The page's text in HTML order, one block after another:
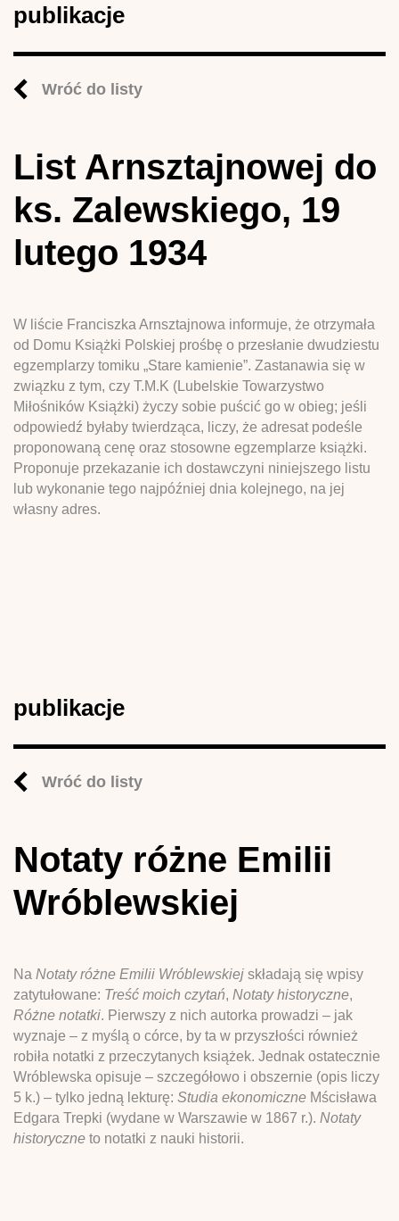
publikacje
Wróć do listy
List Arnsztajnowej do
ks. Zalewskiego, 19
lutego 1934
W liście Franciszka Arnsztajnowa informuje, że otrzymała
od Domu Książki Polskiej prośbę o przesłanie dwudziestu
egzemplarzy tomiku „Stare kamienie”. Zastanawia się w
związku z tym, czy T.M.K (Lubelskie Towarzystwo
Miłośników Książki) życzy sobie puścić go w obieg; jeśli
odpowiedź byłaby twierdząca, liczy, że adresat podeśle
proponowaną cenę oraz stosowne egzemplarze książki.
Proponuje przekazanie ich dostawczyni niniejszego listu
lub wykonanie tego najpóźniej dnia kolejnego, na jej
własny adres.
publikacje
Wróć do listy
Notaty różne Emilii
Wróblewskiej
Na Notaty różne Emilii Wróblewskiej składają się wpisy
zatytułowane: Treść moich czytań, Notaty historyczne,
Różne notatki. Pierwszy z nich autorka prowadzi – jak
wyznaje – z myślą o córce, by ta w przyszłości również
robiła notatki z przeczytanych książek. Jednak ostatecznie
Wróblewska opisuje – szczegółowo i obszernie (opis liczy
5 k.) – tylko jedną lekturę: Studia ekonomiczne Mścisława
Edgara Trepki (wydane w Warszawie w 1867 r.). Notaty
historyczne to notatki z nauki historii.